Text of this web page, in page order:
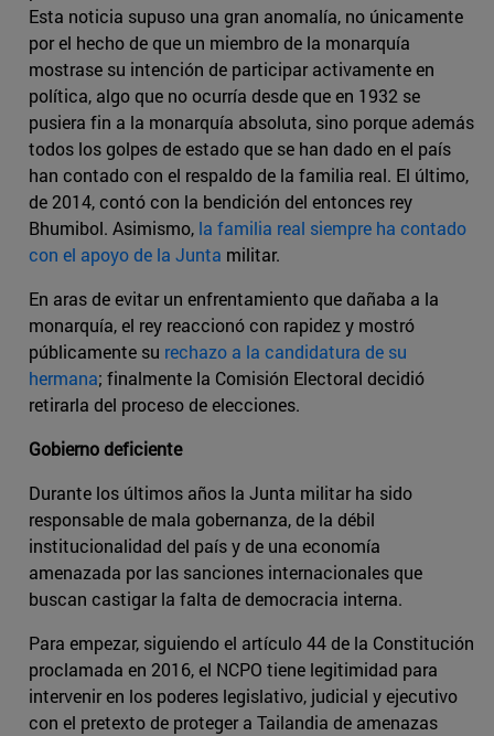
Esta noticia supuso una gran anomalía, no únicamente
por el hecho de que un miembro de la monarquía
mostrase su intención de participar activamente en
política, algo que no ocurría desde que en 1932 se
pusiera fin a la monarquía absoluta, sino porque además
todos los golpes de estado que se han dado en el país
han contado con el respaldo de la familia real. El último,
de 2014, contó con la bendición del entonces rey
Bhumibol. Asimismo, la familia real siempre ha contado
con el apoyo de la Junta militar.
En aras de evitar un enfrentamiento que dañaba a la
monarquía, el rey reaccionó con rapidez y mostró
públicamente su rechazo a la candidatura de su
hermana; finalmente la Comisión Electoral decidió
retirarla del proceso de elecciones.
Gobierno deficiente
Durante los últimos años la Junta militar ha sido
responsable de mala gobernanza, de la débil
institucionalidad del país y de una economía
amenazada por las sanciones internacionales que
buscan castigar la falta de democracia interna.
Para empezar, siguiendo el artículo 44 de la Constitución
proclamada en 2016, el NCPO tiene legitimidad para
intervenir en los poderes legislativo, judicial y ejecutivo
con el pretexto de proteger a Tailandia de amenazas